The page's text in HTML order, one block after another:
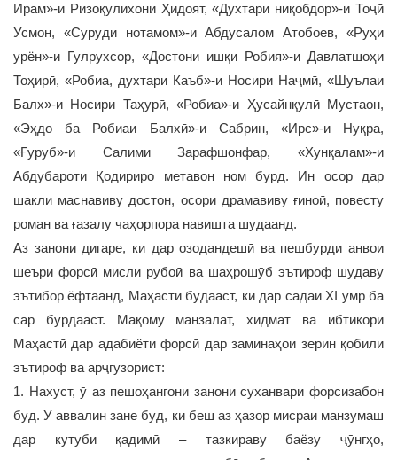
Ирам»-и Ризоқулихони Ҳидоят, «Духтари ниқобдор»-и Тоҷӣ
Усмон, «Суруди нотамом»-и Абдусалом Атобоев, «Руҳи
урён»-и Гулрухсор, «Достони ишқи Робия»-и Давлатшоҳи
Тоҳирӣ, «Робиа, духтари Каъб»-и Носири Наҷмӣ, «Шуълаи
Балх»-и Носири Таҳурӣ, «Робиа»-и Ҳусайнқулӣ Мустаон,
«Эҳдо ба Робиаи Балхӣ»-и Сабрин, «Ирс»-и Нуқра,
«Ғуруб»-и Салими Зарафшонфар, «Хунқалам»-и
Абдубароти Қодириро метавон ном бурд. Ин осор дар
шакли маснавиву достон, осори драмавиву ғиноӣ, повесту
роман ва ғазалу чаҳорпора навишта шудаанд.
Аз занони дигаре, ки дар озодандешӣ ва пешбурди анвои
шеъри форсӣ мисли рубоӣ ва шаҳрошӯб эътироф шудаву
эътибор ёфтаанд, Маҳастӣ будааст, ки дар садаи ХI умр ба
сар бурдааст. Мақому манзалат, хидмат ва ибтикори
Маҳастӣ дар адабиёти форсӣ дар заминаҳои зерин қобили
эътироф ва арҷгузорист:
1. Нахуст, ӯ аз пешоҳангони занони суханвари форсизабон
буд. Ӯ аввалин зане буд, ки беш аз ҳазор мисраи манзумаш
дар кутуби қадимӣ – тазкираву баёзу ҷӯнгҳо,